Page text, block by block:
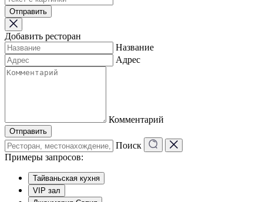
Отправить
Добавить ресторан
Название
Адрес
Комментарий
Отправить
Поиск
Примеры запросов:
Тайваньская кухня
VIP зал